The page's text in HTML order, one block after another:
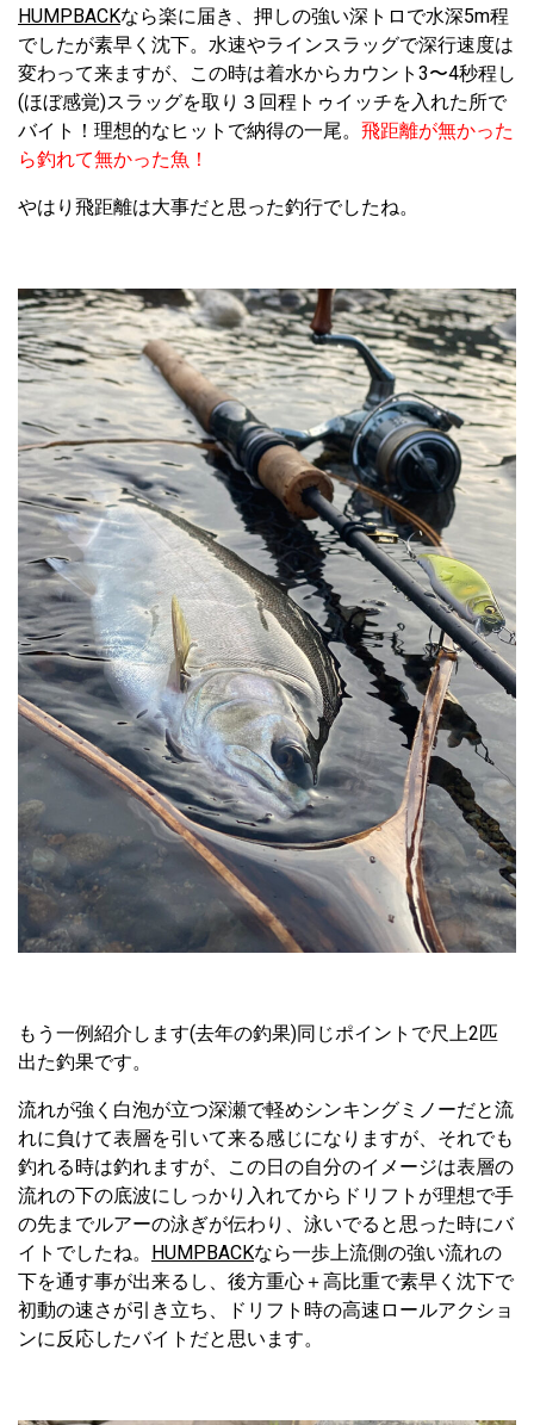
HUMPBACKなら楽に届き、押しの強い深トロで水深5m程
でしたが素早く沈下。水速やラインスラッグで深行速度は
変わって来ますが、この時は着水からカウント3〜4秒程し
(ほぼ感覚)スラッグを取り３回程トゥイッチを入れた所で
バイト！理想的なヒットで納得の一尾。 飛距離が無かった
ら釣れて無かった魚！
やはり飛距離は大事だと思った釣行でしたね。
もう一例紹介します(去年の釣果)同じポイントで尺上2匹
出た釣果です。
流れが強く白泡が立つ深瀬で軽めシンキングミノーだと流
れに負けて表層を引いて来る感じになりますが、それでも
釣れる時は釣れますが、この日の自分のイメージは表層の
流れの下の底波にしっかり入れてからドリフトが理想で手
の先までルアーの泳ぎが伝わり、泳いでると思った時にバ
イトでしたね。 HUMPBACKなら一歩上流側の強い流れの
下を通す事が出来るし、後方重心＋高比重で素早く沈下で
初動の速さが引き立ち、ドリフト時の高速ロールアクショ
ンに反応したバイトだと思います。